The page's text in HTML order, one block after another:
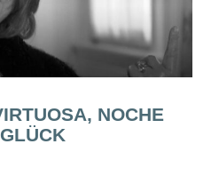
NOCHE